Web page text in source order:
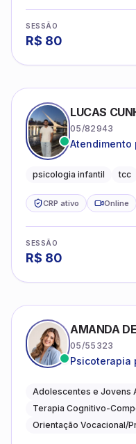
SESSÃO
R$ 80
LUCAS
05/82943
Atendimento
promovendo
psicologia infantil tcc
CRP ativo Online
SESSÃO
R$ 80
AMANDA
05/55323
Psicoterapia
autoestima,
profissional
Adolescentes e Jovens
Terapia Cognitivo-
Orientação Vocacional/